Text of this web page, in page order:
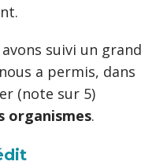
suivi un grand
a permis, dans
(note sur 5)
organismes.